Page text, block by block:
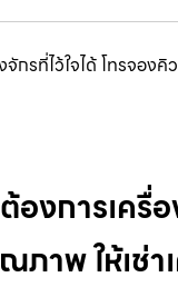
กรที่ไว้ใจได้ โทรจอง
งการเครื่
ภาพ ให้เช่